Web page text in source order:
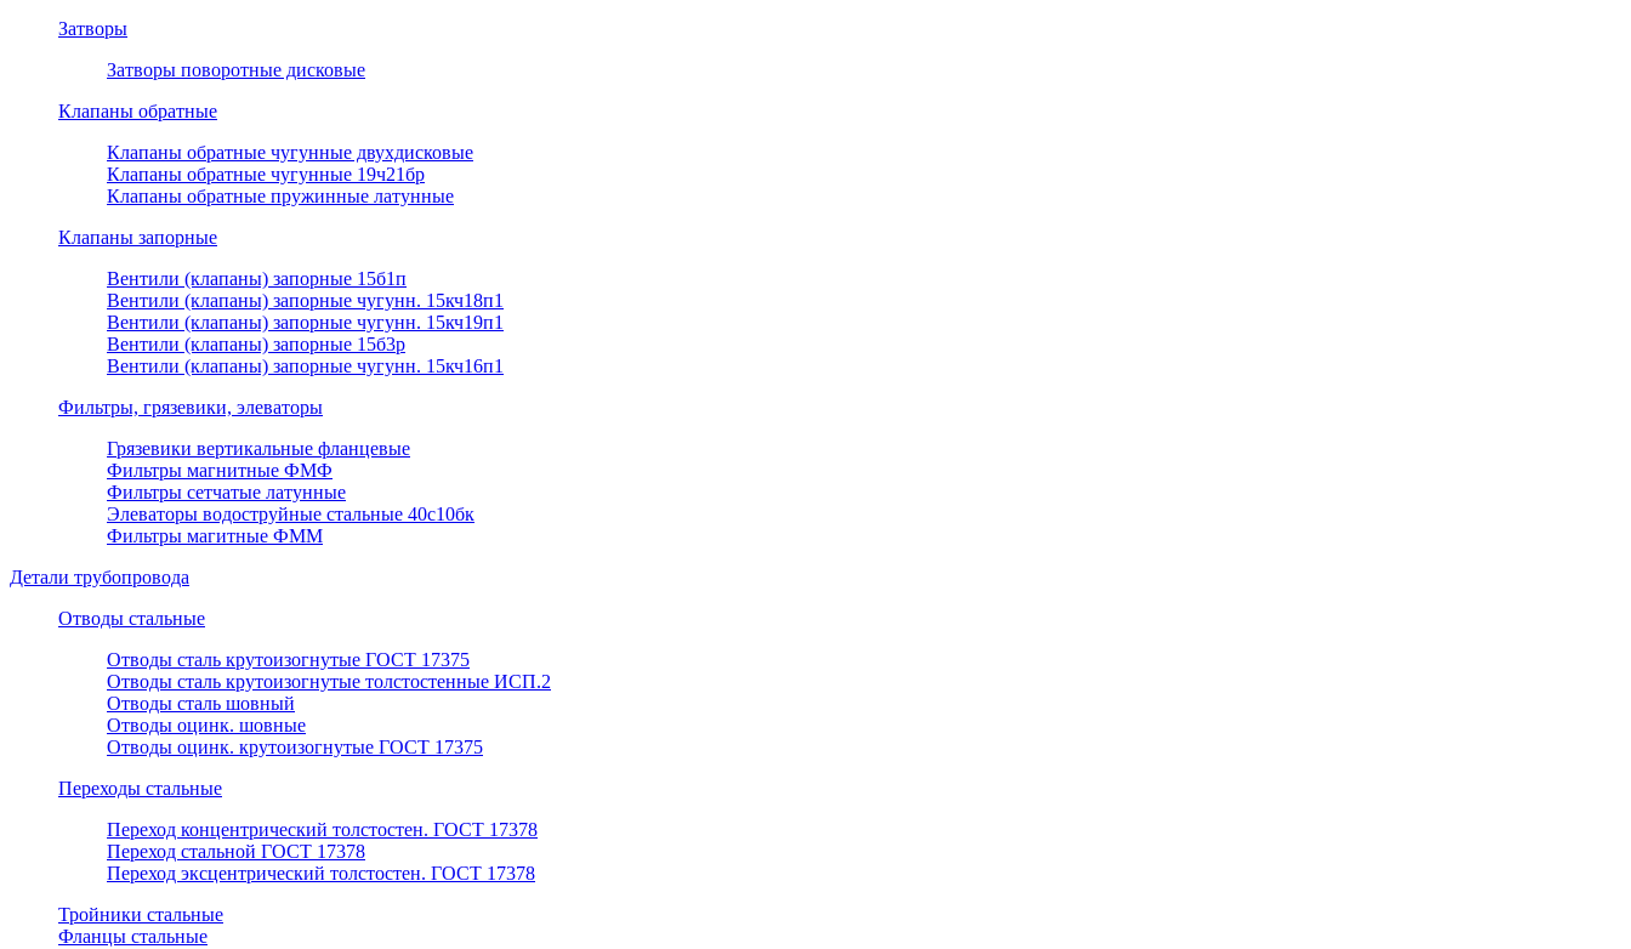
Затворы
Затворы поворотные дисковые
Клапаны обратные
Клапаны обратные чугунные двухдисковые
Клапаны обратные чугунные 19ч21бр
Клапаны обратные пружинные латунные
Клапаны запорные
Вентили (клапаны) запорные 15б1п
Вентили (клапаны) запорные чугунн. 15кч18п1
Вентили (клапаны) запорные чугунн. 15кч19п1
Вентили (клапаны) запорные 15б3р
Вентили (клапаны) запорные чугунн. 15кч16п1
Фильтры, грязевики, элеваторы
Грязевики вертикальные фланцевые
Фильтры магнитные ФМФ
Фильтры сетчатые латунные
Элеваторы водоструйные стальные 40с10бк
Фильтры магитные ФММ
Детали трубопровода
Отводы стальные
Отводы сталь крутоизогнутые ГОСТ 17375
Отводы сталь крутоизогнутые толстостенные ИСП.2
Отводы сталь шовный
Отводы оцинк. шовные
Отводы оцинк. крутоизогнутые ГОСТ 17375
Переходы стальные
Переход концентрический толстостен. ГОСТ 17378
Переход стальной ГОСТ 17378
Переход эксцентрический толстостен. ГОСТ 17378
Тройники стальные
Фланцы стальные